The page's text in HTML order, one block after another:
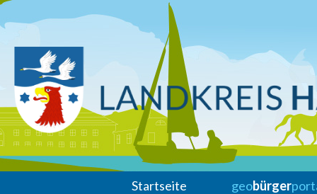
Startseite geobürger